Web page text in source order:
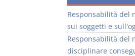
Responsabilità del
sui soggetti e
Responsabilità del
disciplinare